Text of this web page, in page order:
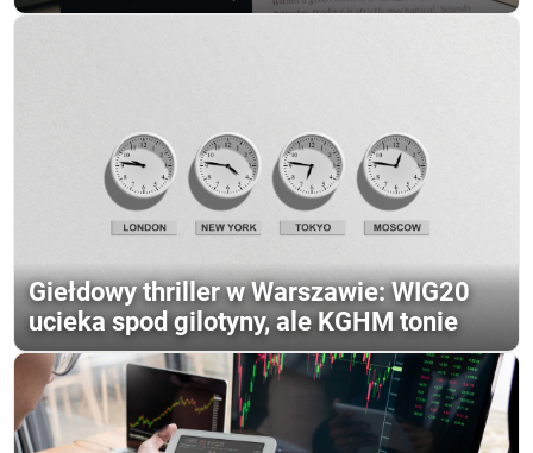
Giełdowy thriller w Warszawie: WIG20
ucieka spod gilotyny, ale KGHM tonie